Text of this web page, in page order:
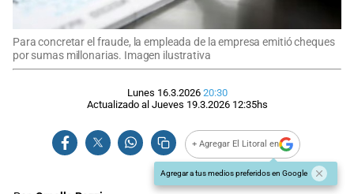
Para concretar el fraude, la empleada de la empresa emitió cheques
por sumas millonarias. Imagen ilustrativa
Lunes 16.3.2026 20:30
Actualizado al Jueves 19.3.2026 12:35hs
+ Agregar El Litoral en
Agregar a tus medios preferidos en Google